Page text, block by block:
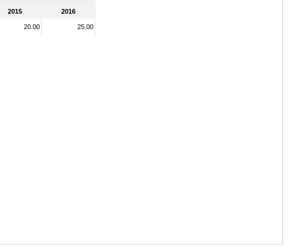
2015 2016
20.00 25.00